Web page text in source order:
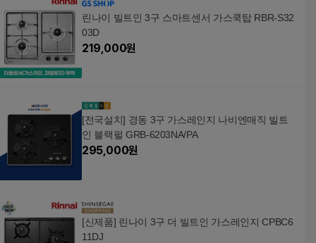
린나이 빌트인 3구 스마트센서 가스쿡탑 RBR-S32
03D
219,000원
[전국설치] 경동 3구 가스레인지 나비엔매직 빌트
인 블랙펄 GRB-6203NA/PA
295,000원
[신제품] 린나이 3구 더 빌트인 가스레인지 CPBC6
11DJ